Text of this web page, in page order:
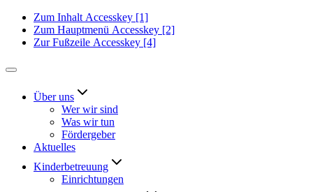
Zum Inhalt Accesskey [1]
Zum Hauptmenü Accesskey [2]
Zur Fußzeile Accesskey [4]
Über uns
Wer wir sind
Was wir tun
Fördergeber
Aktuelles
Kinderbetreuung
Einrichtungen